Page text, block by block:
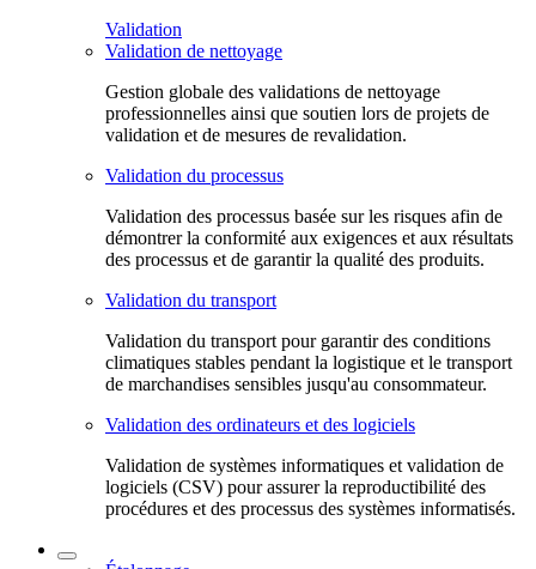
Validation
Validation de nettoyage
Gestion globale des validations de nettoyage
professionnelles ainsi que soutien lors de projets de
validation et de mesures de revalidation.
Validation du processus
Validation des processus basée sur les risques afin de
démontrer la conformité aux exigences et aux résultats
des processus et de garantir la qualité des produits.
Validation du transport
Validation du transport pour garantir des conditions
climatiques stables pendant la logistique et le transport
de marchandises sensibles jusqu'au consommateur.
Validation des ordinateurs et des logiciels
Validation de systèmes informatiques et validation de
logiciels (CSV) pour assurer la reproductibilité des
procédures et des processus des systèmes informatisés.